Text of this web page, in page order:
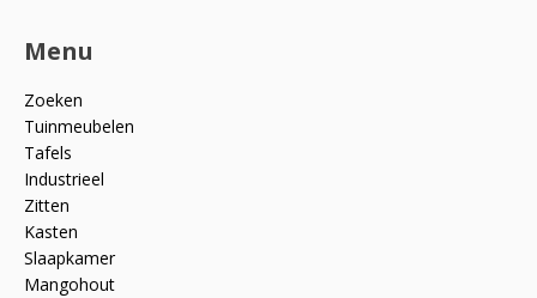
Menu
Zoeken
Tuinmeubelen
Tafels
Industrieel
Zitten
Kasten
Slaapkamer
Mangohout